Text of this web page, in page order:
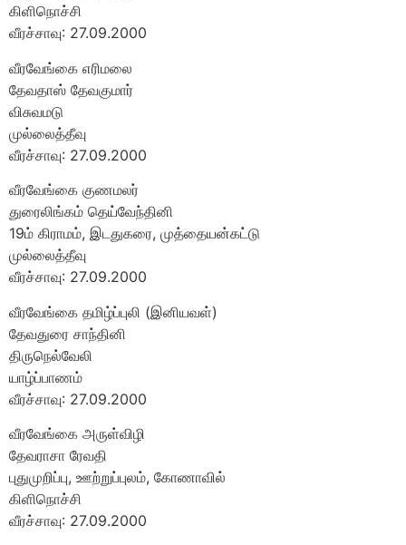
கிளிநொச்சி
வீரச்சாவு: 27.09.2000
வீரவேங்கை எரிமலை
தேவதாஸ் தேவகுமார்
விசுவமடு
முல்லைத்தீவு
வீரச்சாவு: 27.09.2000
வீரவேங்கை குணமலர்
துரைலிங்கம் தெய்வேந்தினி
19ம் கிராமம், இடதுகரை, முத்தையன்கட்டு
முல்லைத்தீவு
வீரச்சாவு: 27.09.2000
வீரவேங்கை தமிழ்ப்புலி (இனியவள்)
தேவதுரை சாந்தினி
திருநெல்வேலி
யாழ்ப்பாணம்
வீரச்சாவு: 27.09.2000
வீரவேங்கை அருள்விழி
தேவராசா ரேவதி
புதுமுறிப்பு, ஊற்றுப்புலம், கோணாவில்
கிளிநொச்சி
வீரச்சாவு: 27.09.2000